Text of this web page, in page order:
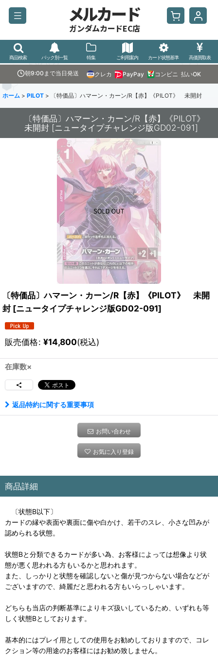
メルカード
ガンダムカードEC店
商品検索 パック別一覧 特集 ご利用案内 カード状態基準 高価買取表
朝9:00まで当日発送 クレカ PayPay コンビニ 払いOK
ホーム > PILOT > 〔特価品〕ハマーン・カーン/R【赤】《PILOT》 未開封
〔特価品〕ハマーン・カーン/R【赤】《PILOT》
未開封 [ニュータイプチャレンジ版GD02-091]
〔特価品〕ハマーン・カーン/R【赤】《PILOT》 未開
封 [ニュータイプチャレンジ版GD02-091]
販売価格: ¥14,800(税込)
在庫数×
返品特約に関する重要事項
お問い合わせ
お気に入り登録
商品詳細
〔状態B以下〕
カードの縁や表面や裏面に傷や白かけ、若干のスレ、小さな凹みが
認められる状態。
状態Bと分類できるカードが多い為、お客様によっては想像より状
態が悪く思われる方もいるかと思われます。
また、しっかりと状態を確認しないと傷が見つからない場合などが
ございますので、綺麗だと思われる方もいらっしゃいます。
どちらも当店の判断基準によりキズ扱いしているため、いずれも等
しく状態Bとしております。
基本的にはプレイ用としての使用をお勧めしておりますので、コレ
クション等の用途のお客様にはお勧め致しません。